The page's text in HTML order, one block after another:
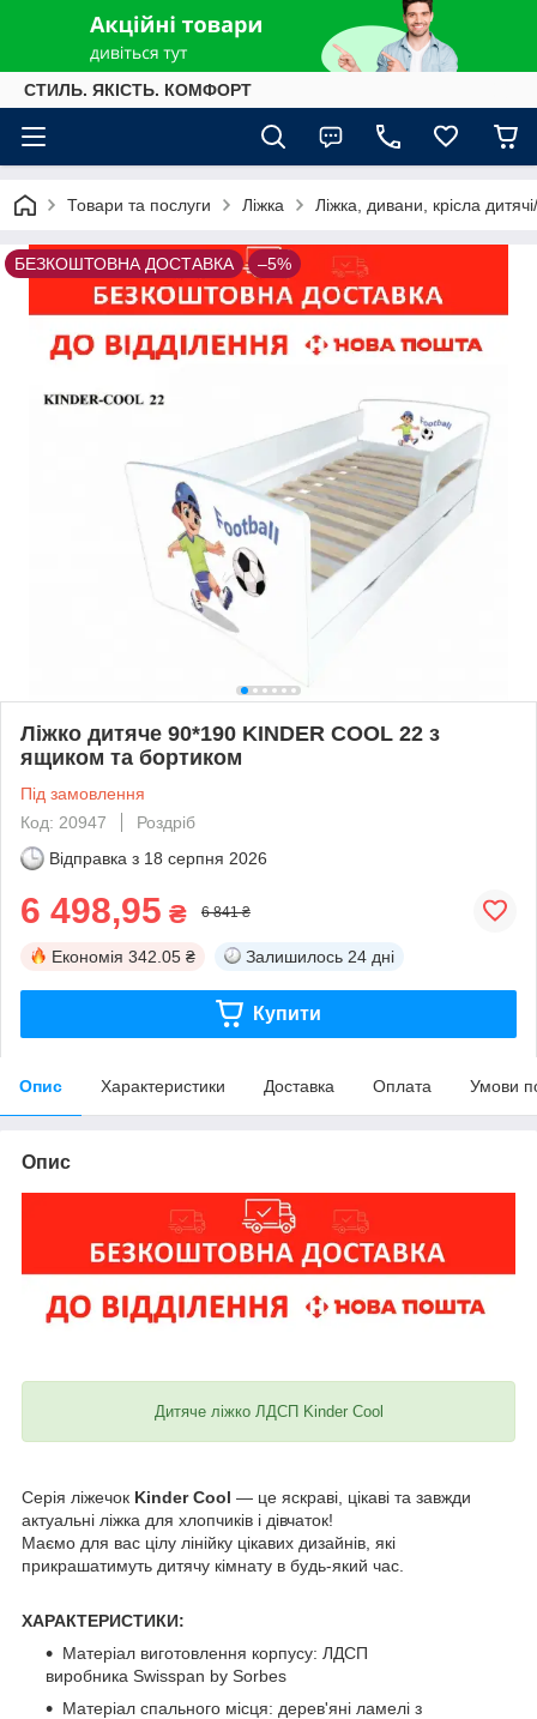
СТИЛЬ. ЯКІСТЬ. КОМФОРТ
Товари та послуги Ліжка Ліжка, дивани, крісла дитячі/
БЕЗКОШТОВНА ДОСТАВКА –5%
Ліжко дитяче 90*190 KINDER COOL 22 з
ящиком та бортиком
Під замовлення
Код: 20947
Роздріб
Відправка з 18 серпня 2026
6 498,95 ₴ 6 841 ₴
Економія 342.05 ₴ Залишилось 24 дні
Купити
Опис Характеристики Доставка Оплата Умови
Опис
Дитяче ліжко ЛДСП Kinder Cool
Серія ліжечок Kinder Cool — це яскраві, цікаві та завжди
актуальні ліжка для хлопчиків і дівчаток!
Маємо для вас цілу лінійку цікавих дизайнів, які
прикрашатимуть дитячу кімнату в будь-який час.
ХАРАКТЕРИСТИКИ:
Матеріал виготовлення корпусу: ЛДСП
виробника Swisspan by Sorbes
Матеріал спального місця: дерев'яні ламелі з